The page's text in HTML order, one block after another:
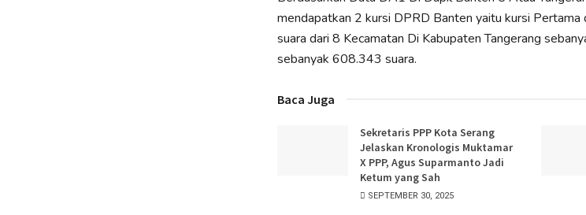
mendapatkan 2 kursi DPRD Banten yaitu kursi Pertama
suara dari 8 Kecamatan Di Kabupaten Tangerang
sebanyak 608.343 suara.
Baca Juga
Sekretaris PPP Kota Serang
Jelaskan Kronologis Muktamar
X PPP, Agus Suparmanto Jadi
Ketum yang Sah
SEPTEMBER 30, 2025